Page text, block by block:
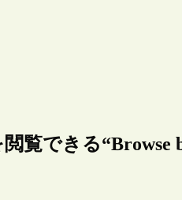
覧できる“Browse